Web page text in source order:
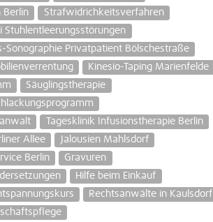
Berlin
Strafwidrichkeitsverfahren
Stuhlentleerungsstörungen
Sonographie Privatpatient Bölschestraße
Kinesio-Taping Marienfelde
Säuglingstherapie
Tagesklinik Infusionstherapie Berlin
Allee
Jalousien Mahlsdorf
Berlin
Gravuren
Hilfe beim Einkauf
Rechtsanwälte in Kaulsdorf